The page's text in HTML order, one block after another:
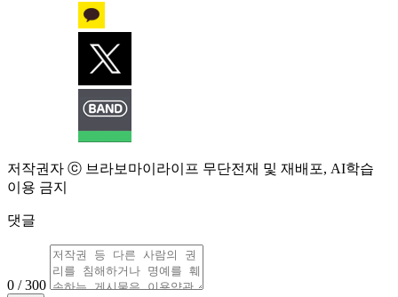
저작권자 ⓒ 브라보마이라이프 무단전재 및 재배포, AI학습
이용 금지
댓글
0 / 300